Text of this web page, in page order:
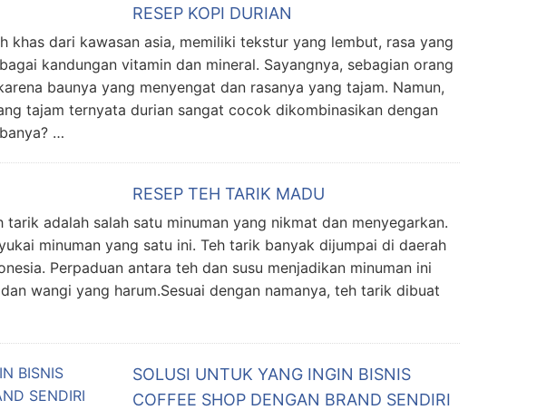
RESEP KOPI DURIAN
khas dari kawasan asia, memiliki tekstur yang lembut, rasa yang
kandungan vitamin dan mineral. Sayangnya, sebagian orang
baunya yang menyengat dan rasanya yang tajam. Namun,
tajam ternyata durian sangat cocok dikombinasikan dengan
…
RESEP TEH TARIK MADU
tarik adalah salah satu minuman yang nikmat dan menyegarkan.
minuman yang satu ini. Teh tarik banyak dijumpai di daerah
Perpaduan antara teh dan susu menjadikan minuman ini
wangi yang harum.Sesuai dengan namanya, teh tarik dibuat
SOLUSI UNTUK YANG INGIN BISNIS
COFFEE SHOP DENGAN BRAND SENDIRI